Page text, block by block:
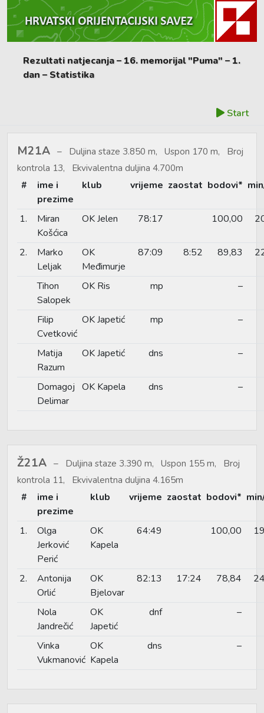
Rezultati natjecanja – 16. memorijal "Puma" – 1.
dan – Statistika
Start
M21A
Duljina staze 3.850 m, Uspon 170 m, Broj
kontrola 13, Ekvivalentna duljina 4.700m
#
ime i
prezime
klub vrijeme zaostat bodovi*
1.
Miran
Košćica
OK Jelen 78:17 100,00
2.
Marko
Leljak
OK
Međimurje
87:09 8:52 89,83
Tihon
Salopek
OK Ris mp –
Filip
Cvetković
OK Japetić mp –
Matija
Razum
OK Japetić dns –
Domagoj
Delimar
OK Kapela dns –
Ž21A
Duljina staze 3.390 m, Uspon 155 m, Broj
kontrola 11, Ekvivalentna duljina 4.165m
#
ime i
prezime
klub vrijeme zaostat bodovi*
1.
Olga
Jerković
Perić
OK
Kapela
64:49 100,00
2.
Antonija
Orlić
OK
Bjelovar
82:13 17:24 78,84
Nola
Jandrečić
OK
Japetić
dnf –
Vinka
Vukmanović
OK
Kapela
dns –